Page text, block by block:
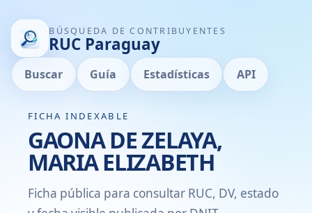
BÚSQUEDA DE CONTRIBUYENTES
RUC Paraguay
Buscar Guía Estadísticas API
FICHA INDEXABLE
GAONA DE ZELAYA,
MARIA ELIZABETH
Ficha pública para consultar RUC, DV, estado